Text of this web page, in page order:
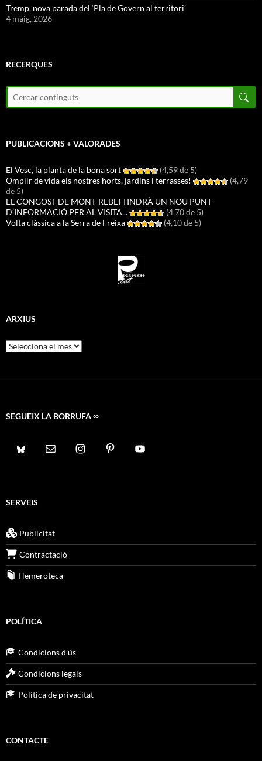
Tremp, nova parada del ‘Pla de Govern al territori’
4 maig, 2026
RECERQUES
PUBLICACIONS + VALORADES
El Vesc, la planta de la bona sort
(4,59 de 5)
Omplir de vida els nostres horts, jardins i terrasses!
(4,79
de 5)
EL CONGOST DE MONT-REBEI TINDRÀ UN NOU PUNT
D’INFORMACIÓ PER AL VISITA...
(4,70 de 5)
Volta clàssica a la Serra de Freixa
(4,10 de 5)
ARXIUS
Arxius
SEGUEIX LA BORRUFA ∞
SERVEIS
Publicitat
Contractació
Hemeroteca
POLÍTICA
Condicions d’ús
Condicions legals
Política de privacitat
CONTACTE